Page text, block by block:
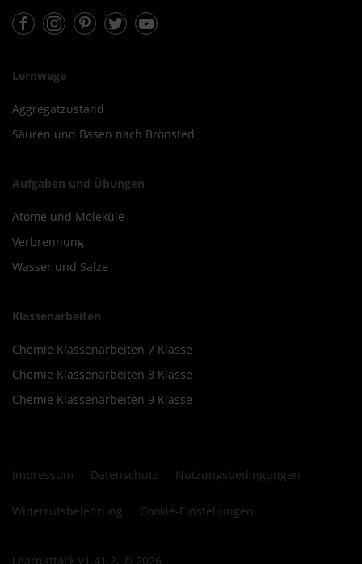
FacebookInstagramPinterestTwitterYoutube
Lernwege
Aggregatzustand
Säuren und Basen nach Brönsted
Aufgaben und Übungen
Atome und Moleküle
Verbrennung
Wasser und Salze
Klassenarbeiten
Chemie Klassenarbeiten 7 Klasse
Chemie Klassenarbeiten 8 Klasse
Chemie Klassenarbeiten 9 Klasse
Impressum Datenschutz Nutzungsbedingungen
Widerrufsbelehrung Cookie-Einstellungen
Learnattack v1.41.2, © 2026